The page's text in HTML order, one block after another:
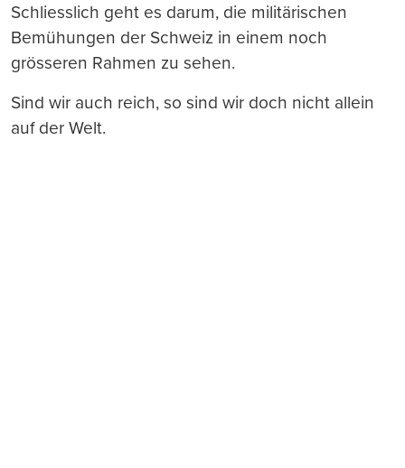
Schliesslich geht es darum, die militärischen
Bemühungen der Schweiz in einem noch
grösseren Rahmen zu sehen.
Sind wir auch reich, so sind wir doch nicht allein
auf der Welt.